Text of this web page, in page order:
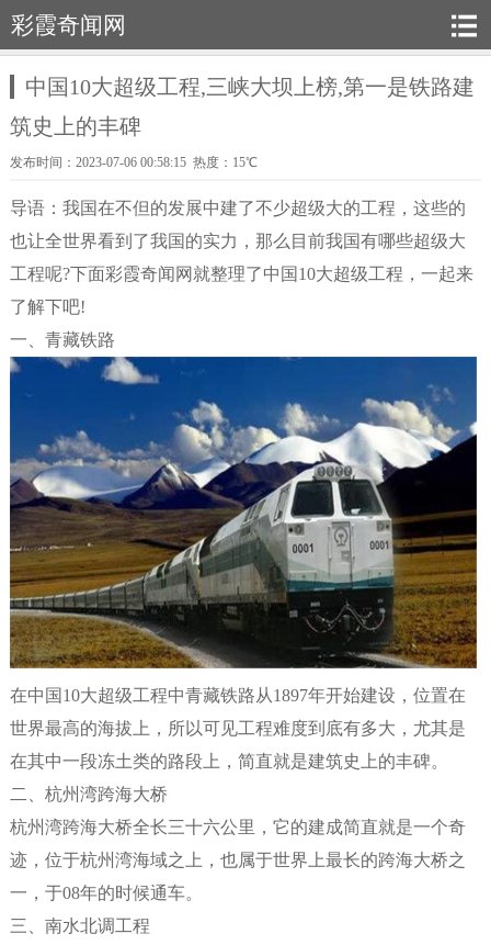
彩霞奇闻网
中国10大超级工程,三峡大坝上榜,第一是铁路建
筑史上的丰碑
发布时间：2023-07-06 00:58:15 热度：15℃
导语：我国在不但的发展中建了不少超级大的工程，这些的
也让全世界看到了我国的实力，那么目前我国有哪些超级大
工程呢?下面彩霞奇闻网就整理了中国10大超级工程，一起来
了解下吧!
一、青藏铁路
在中国10大超级工程中青藏铁路从1897年开始建设，位置在
世界最高的海拔上，所以可见工程难度到底有多大，尤其是
在其中一段冻土类的路段上，简直就是建筑史上的丰碑。
二、杭州湾跨海大桥
杭州湾跨海大桥全长三十六公里，它的建成简直就是一个奇
迹，位于杭州湾海域之上，也属于世界上最长的跨海大桥之
一，于08年的时候通车。
三、南水北调工程